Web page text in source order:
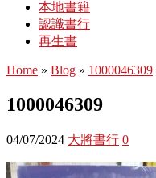
本地書籍
認識書行
再生書
Home » Blog » 1000046309
1000046309
04/07/2024 大將書行 0